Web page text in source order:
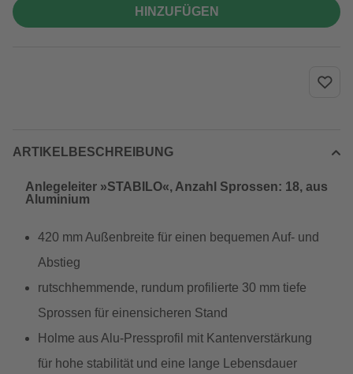
HINZUFÜGEN
ARTIKELBESCHREIBUNG
Anlegeleiter »STABILO«, Anzahl Sprossen: 18, aus
Aluminium
420 mm Außenbreite für einen bequemen Auf- und
Abstieg
rutschhemmende, rundum profilierte 30 mm tiefe
Sprossen für einensicheren Stand
Holme aus Alu-Pressprofil mit Kantenverstärkung
für hohe stabilität und eine lange Lebensdauer